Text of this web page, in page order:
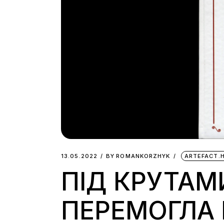
13.05.2022 BY ROMANKORZHYK
ПІД
ПЕРЕМОГЛА